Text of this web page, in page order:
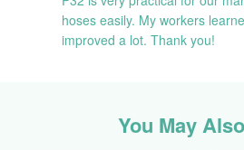
hoses easily. My workers
improved a lot. Thank you!
You May